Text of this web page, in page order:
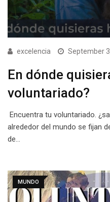
excelencia September
En dónde
voluntariado?
Encuentra tu voluntariado.
alrededor del mundo se fijan
de…
MUNDO